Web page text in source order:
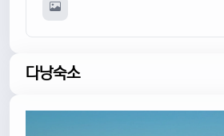
다낭숙소